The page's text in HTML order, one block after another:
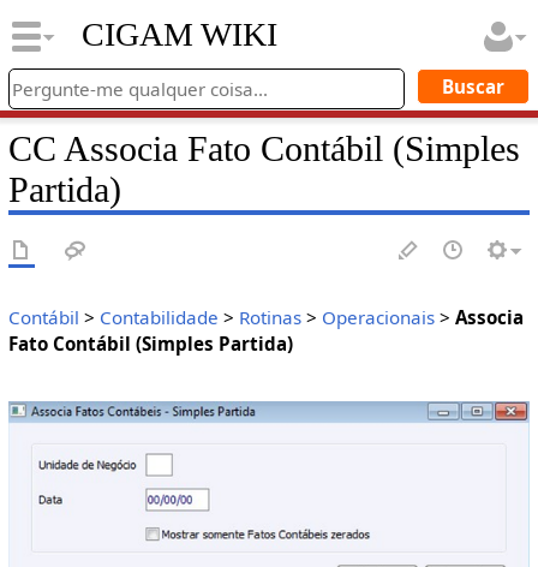
CIGAM WIKI
CC Associa Fato Contábil (Simples
Partida)
Contábil > Contabilidade > Rotinas> Operacionais> Associa
Fato Contábil (Simples Partida)